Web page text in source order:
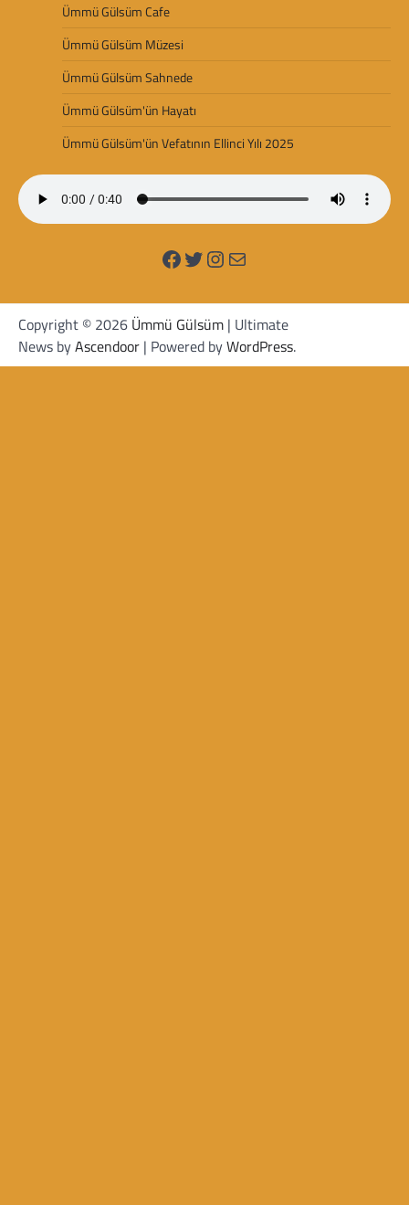
Ümmü Gülsüm Cafe
Ümmü Gülsüm Müzesi
Ümmü Gülsüm Sahnede
Ümmü Gülsüm'ün Hayatı
Ümmü Gülsüm'ün Vefatının Ellinci Yılı 2025
Facebook
Twitter
Instagram
Mail
Copyright © 2026 Ümmü Gülsüm | Ultimate
News byAscendoor | Powered byWordPress.